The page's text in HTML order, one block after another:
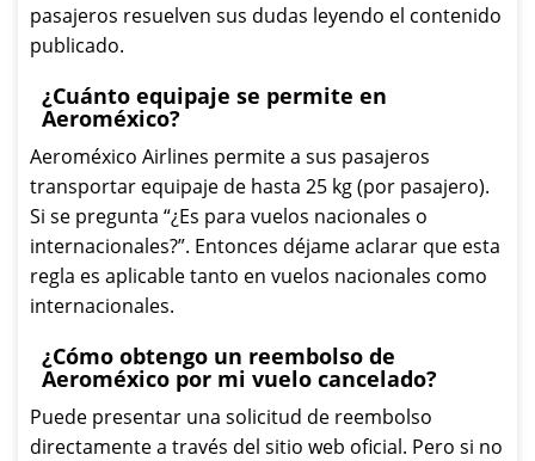
pasajeros resuelven sus dudas leyendo el contenido
publicado.
¿Cuánto equipaje se permite en
Aeroméxico?
Aeroméxico Airlines permite a sus pasajeros
transportar equipaje de hasta 25 kg (por pasajero).
Si se pregunta “¿Es para vuelos nacionales o
internacionales?”. Entonces déjame aclarar que esta
regla es aplicable tanto en vuelos nacionales como
internacionales.
¿Cómo obtengo un reembolso de
Aeroméxico por mi vuelo cancelado?
Puede presentar una solicitud de reembolso
directamente a través del sitio web oficial. Pero si no